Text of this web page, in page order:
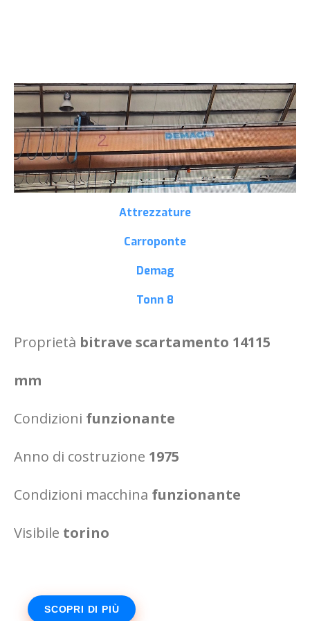
Attrezzature
Carroponte
Demag
Tonn 8
Proprietà bitrave scartamento 14115
mm
Condizioni funzionante
Anno di costruzione 1975
Condizioni macchina funzionante
Visibile torino
SCOPRI DI PIÙ